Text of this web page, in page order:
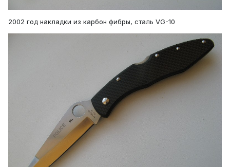
2002 год накладки из карбон фибры, сталь VG-10